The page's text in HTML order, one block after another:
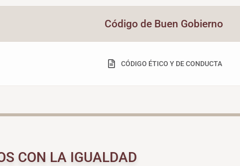
Código de Buen Gobierno
CÓDIGO ÉTICO Y DE CONDUCTA
CON LA IGUALDAD